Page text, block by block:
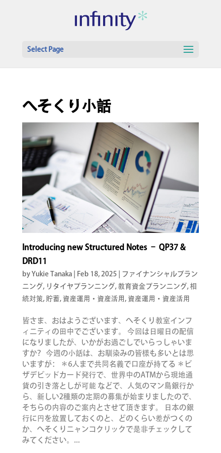
Select Page
へそくり小話
Introducing new Structured Notes – QP37 &
DRD11
by Yukie Tanaka| Feb 18, 2025
ファイナンシャルプラン
ニング , リタイヤプランニング , 教育資金プランニング , 相
続対策, 貯蓄, 資産運用・資産活用 , 資産運用・資産活用
皆さま、おはようございます、へそくり教室インフ
ィニティの田中でございます。 今回は日曜日の配信
になりましたが、いかがお過ごしでいらっしゃいま
すか？ 今週の小話は、お馴染みの皆様も多いとは思
いますが： ＊6人まで共同名義で口座が持てる ＊ビ
ザデビッドカード発行で、世界中のATMから現地通
貨の引き落としが可能 などで、人気のマン島銀行か
ら、新しい2種類の定期の募集が始まりましたので、
そちらの内容のご案内とさせて頂きます。 日本の銀
行に円を放置しておくのと、どのくらい差がつくの
か、へそくりニャンコクリックで是非チェックして
みてください。...